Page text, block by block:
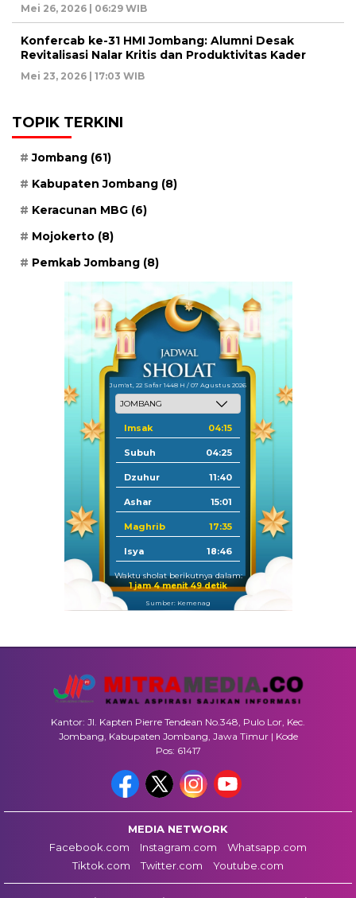
Mei 26, 2026 | 06:29 WIB
Konfercab ke-31 HMI Jombang: Alumni Desak
Revitalisasi Nalar Kritis dan Produktivitas Kader
Mei 23, 2026 | 17:03 WIB
TOPIK TERKINI
Jombang (61)
Kabupaten Jombang (8)
Keracunan MBG (6)
Mojokerto (8)
Pemkab Jombang (8)
Jum'at, 22 Safar 1448 H / 07 Agustus 2026
Imsak 04:15
Subuh 04:25
Dzuhur 11:40
Ashar 15:01
Maghrib 17:35
Isya 18:46
Waktu sholat berikutnya dalam:
1 jam 4 menit 48 detik
Sumber: Kemenag
Kantor: Jl. Kapten Pierre Tendean No.348, Pulo Lor, Kec.
Jombang, Kabupaten Jombang, Jawa Timur | Kode
Pos: 61417
MEDIA NETWORK
Facebook.com
Instagram.com
Whatsapp.com
Tiktok.com
Twitter.com Youtube.com